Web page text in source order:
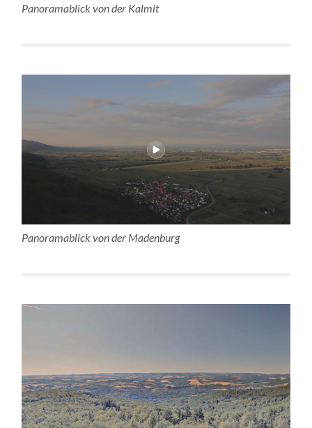
Panoramablick von der Kalmit
Panoramablick von der Madenburg